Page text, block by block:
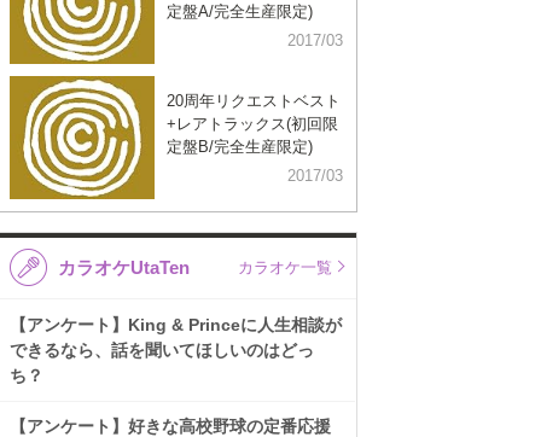
定盤A/完全生産限定)
2017/03
20周年リクエストベスト
+レアトラックス(初回限
定盤B/完全生産限定)
2017/03
カラオケUtaTen カラオケ一覧
【アンケート】King & Princeに人生相談が
できるなら、話を聞いてほしいのはどっ
ち？
【アンケート】好きな高校野球の定番応援